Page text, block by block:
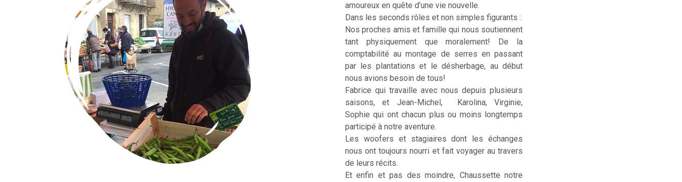
amoureux en quête d’une vie nouvelle.
Dans les seconds rôles et non simples figurants :
Nos proches amis et famille qui nous soutiennent
tant physiquement que moralement! De la
comptabilité au montage de serres en passant
par les plantations et le désherbage, au début
nous avions besoin de tous!
Fabrice qui travaille avec nous depuis plusieurs
saisons, et Jean-Michel, Karolina, Virginie,
Sophie qui ont chacun plus ou moins longtemps
participé à notre aventure.
Les woofers et stagiaires dont les échanges
nous ont toujours nourri et fait voyager au travers
de leurs récits.
Et enfin et pas des moindre, Chaussette notre